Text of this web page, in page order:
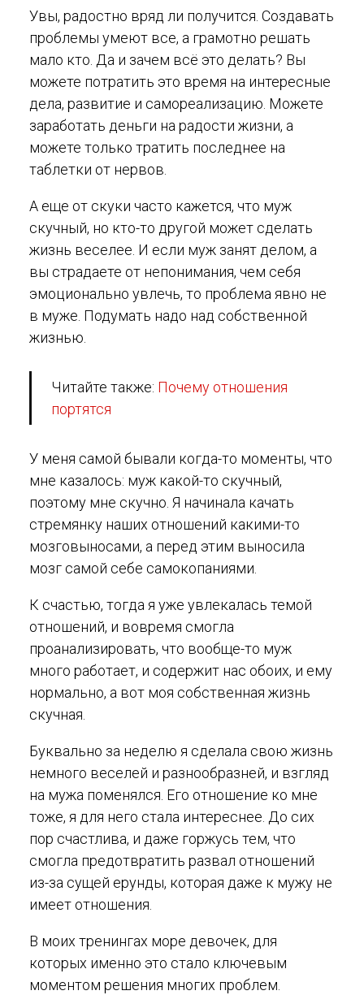
Увы, радостно вряд ли получится. Создавать
проблемы умеют все, а грамотно решать
мало кто. Да и зачем всё это делать? Вы
можете потратить это время на интересные
дела, развитие и самореализацию. Можете
заработать деньги на радости жизни, а
можете только тратить последнее на
таблетки от нервов.
А еще от скуки часто кажется, что муж
скучный, но кто-то другой может сделать
жизнь веселее. И если муж занят делом, а
вы страдаете от непонимания, чем себя
эмоционально увлечь, то проблема явно не
в муже. Подумать надо над собственной
жизнью.
Читайте также: Почему отношения
портятся
У меня самой бывали когда-то моменты, что
мне казалось: муж какой-то скучный,
поэтому мне скучно. Я начинала качать
стремянку наших отношений какими-то
мозговыносами, а перед этим выносила
мозг самой себе самокопаниями.
К счастью, тогда я уже увлекалась темой
отношений, и вовремя смогла
проанализировать, что вообще-то муж
много работает, и содержит нас обоих, и ему
нормально, а вот моя собственная жизнь
скучная.
Буквально за неделю я сделала свою жизнь
немного веселей и разнообразней, и взгляд
на мужа поменялся. Его отношение ко мне
тоже, я для него стала интереснее. До сих
пор счастлива, и даже горжусь тем, что
смогла предотвратить развал отношений
из-за сущей ерунды, которая даже к мужу не
имеет отношения.
В моих тренингах море девочек, для
которых именно это стало ключевым
моментом решения многих проблем.